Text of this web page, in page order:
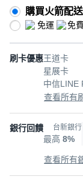
購買火箭配
免運 免
刷卡優惠王道卡
星展卡
中信LINE
查看所有
銀行回饋 台新銀行
最高 8%
查看所有